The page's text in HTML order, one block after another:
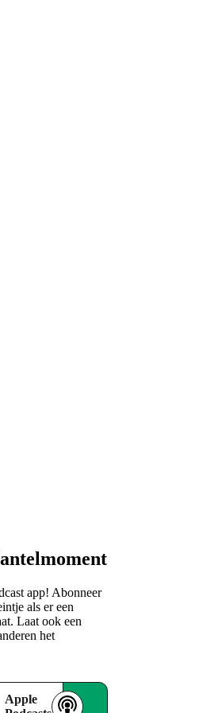
app! Abonneer
als er een
Laat ook een
het
Apple